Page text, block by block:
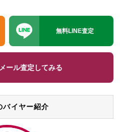
無料LINE査定
ール査定してみる
バイヤー紹介